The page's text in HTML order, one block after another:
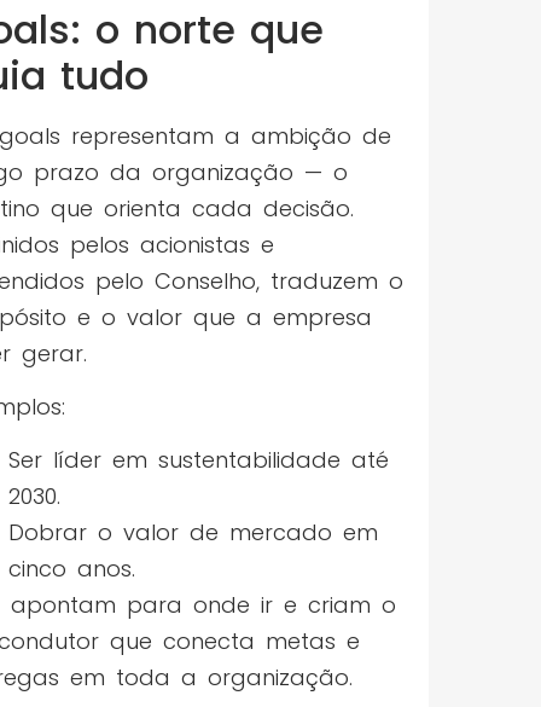
o norte que
tudo
representam a ambição de
prazo da organização — o
que orienta cada decisão.
pelos acionistas e
pelo Conselho, traduzem o
e o valor que a empresa
gerar.
Ser líder em sustentabilidade até
2030.
Dobrar o valor de mercado em
cinco anos.
apontam para onde ir e criam o
que conecta metas e
em toda a organização.